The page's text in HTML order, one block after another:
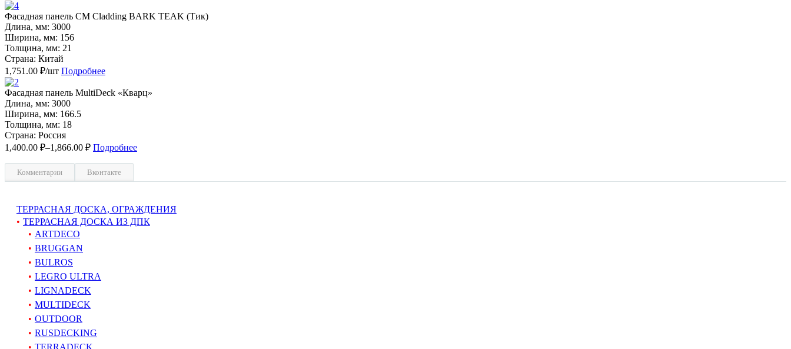
Фасадная панель CM Cladding BARK TEAK (Тик)
Длина, мм: 3000
Ширина, мм: 156
Толщина, мм: 21
Страна: Китай
1,751.00 ₽/шт Подробнее
Фасадная панель MultiDeck «Кварц»
Длина, мм: 3000
Ширина, мм: 166.5
Толщина, мм: 18
Страна: Россия
1,400.00 ₽–1,866.00 ₽ Подробнее
Комментарии Вконтакте
ТЕРРАСНАЯ ДОСКА, ОГРАЖДЕНИЯ
ТЕРРАСНАЯ ДОСКА ИЗ ДПК
ARTDECO
BRUGGAN
BULROS
LEGRO ULTRA
LIGNADECK
MULTIDECK
OUTDOOR
RUSDECKING
TERRADECK